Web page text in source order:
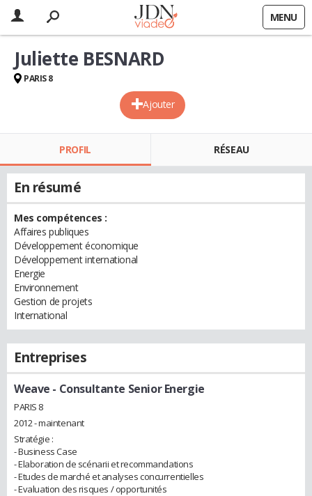
MENU
Ajouter
Juliette BESNARD
PARIS 8
PROFIL RÉSEAU
En résumé
Mes compétences :
Affaires publiques
Développement économique
Développement international
Energie
Environnement
Gestion de projets
International
Entreprises
Weave - Consultante Senior Energie
PARIS 8
2012 - maintenant
Stratégie :
- Business Case
- Elaboration de scénarii et recommandations
- Etudes de marché et analyses concurrentielles
- Evaluation des risques / opportunités